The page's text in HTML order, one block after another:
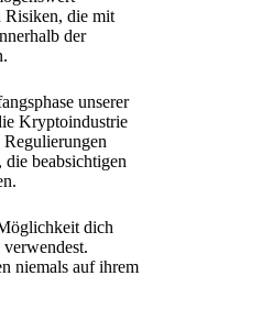
Risiken, die mit
der
unserer
Kryptoindustrie
beabsichtigen
dich
niemals auf ihrem